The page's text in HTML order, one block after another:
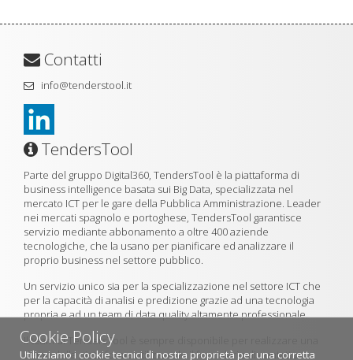
Cookie Policy
Utilizziamo i cookie tecnici di nostra proprietà per una corretta
Contatti
info@tenderstool.it
TendersTool
Parte del gruppo Digital360, TendersTool è la piattaforma di
business intelligence basata sui Big Data, specializzata nel
mercato ICT per le gare della Pubblica Amministrazione. Leader
nei mercati spagnolo e portoghese, TendersTool garantisce
servizio mediante abbonamento a oltre 400 aziende
tecnologiche, che la usano per pianificare ed analizzare il
proprio business nel settore pubblico.
Un servizio unico sia per la specializzazione nel settore ICT che
per la capacità di analisi e predizione grazie ad una tecnologia
propria e ad un team di data quality altamente professionale.
Il team di TendersTool è sempre disponibile per realizzare una
demo della piattaforma utilizzando il formulario di contatto.